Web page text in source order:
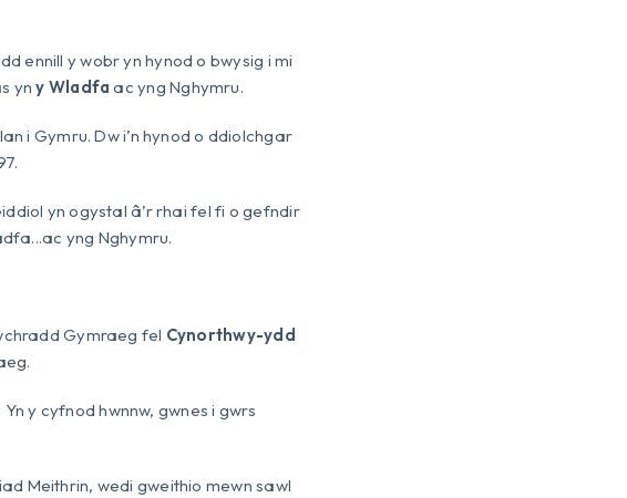
ennill y wobr yn hynod o bwysig i mi
yny Wladfa ac yng Nghymru.
i Gymru. Dw i’n hynod o ddiolchgar
yn ogystal â’r rhai fel fi o gefndir
yng Nghymru.
Gymraeg fel Cynorthwy-ydd
y cyfnod hwnnw, gwnes i gwrs
Meithrin, wedi gweithio mewn sawl